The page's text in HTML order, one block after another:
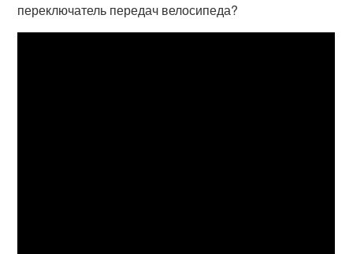
переключатель передач велосипеда?